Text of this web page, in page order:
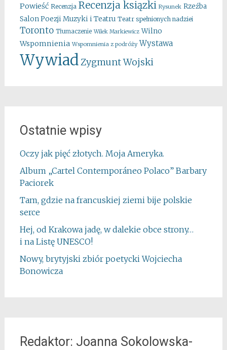
Powieść Recenzja Recenzja ksiązki Rysunek Rzeźba
Salon Poezji Muzyki i Teatru Teatr spełnionych nadziei
Toronto Tłumaczenie Wilek Markiewicz Wilno
Wspomnienia Wspomnienia z podróży Wystawa
WywiadZygmunt Wojski
Ostatnie wpisy
Oczy jak pięć złotych. Moja Ameryka.
Album „Cartel Contemporáneo Polaco” Barbary
Paciorek
Tam, gdzie na francuskiej ziemi bije polskie
serce
Hej, od Krakowa jadę, w dalekie obce strony…
i na Listę UNESCO!
Nowy, brytyjski zbiór poetycki Wojciecha
Bonowicza
Redaktor: Joanna Sokolowska-